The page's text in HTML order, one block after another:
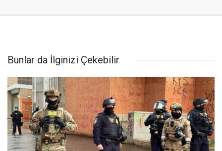
Bunlar da İlginizi Çekebilir